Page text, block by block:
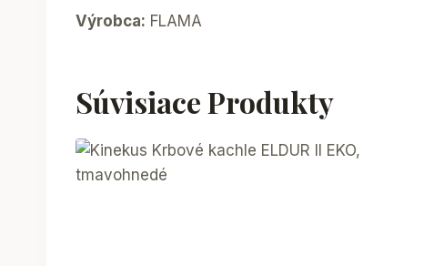
Výrobca: FLAMA
Súvisiace Produkty